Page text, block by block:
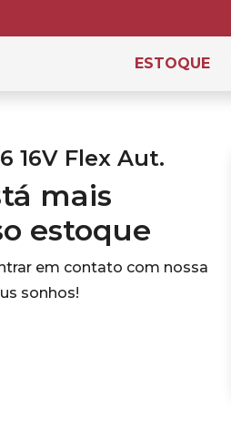
ESTOQUE
16V Flex Aut.
mais
estoque
em contato com nossa
sonhos!